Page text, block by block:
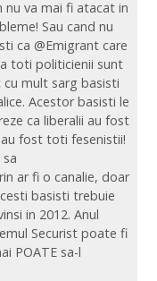
nu va mai fi atacat in
Sau cand nu
ca @Emigrant care
toti politicienii sunt
cu mult sarg basisti
Acestor basisti le
ca liberalii au fost
fost toti fesenistii!
ar fi o canalie, doar
basisti trebuie
in 2012. Anul
Securist poate fi
POATE sa-l